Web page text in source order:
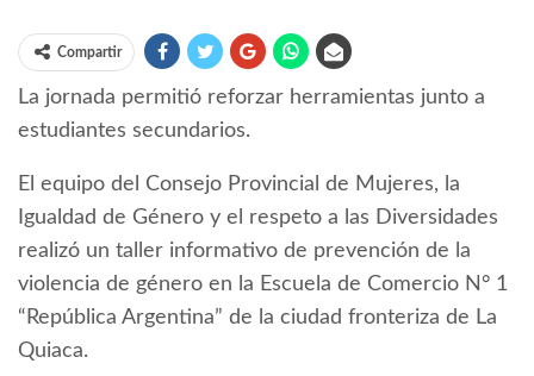
Compartir
La jornada permitió reforzar herramientas junto a
estudiantes secundarios.
El equipo del Consejo Provincial de Mujeres, la
Igualdad de Género y el respeto a las Diversidades
realizó un taller informativo de prevención de la
violencia de género en la Escuela de Comercio N° 1
“República Argentina” de la ciudad fronteriza de La
Quiaca.